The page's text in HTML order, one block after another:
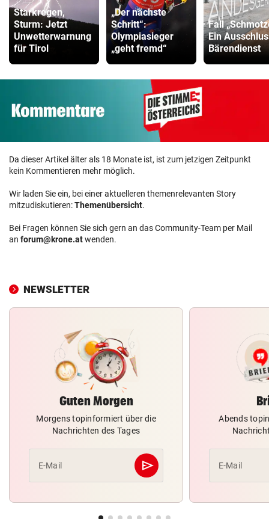
Starkregen,
Sturm: Jetzt
Unwetterwarnung
für Tirol
„Der nächste
Schritt“:
Olympiasieger
„geht fremd“
Fall
Ein
Bärendienst
Da dieser Artikel älter als 18 Monate ist, ist zum jetzigen Zeitpunkt
kein Kommentieren mehr möglich.
Wir laden Sie ein, bei einer aktuelleren themenrelevanten Story
mitzudiskutieren:Themenübersicht.
Bei Fragen können Sie sich gern an das Community-Team per Mail
an forum@krone.atwenden.
NEWSLETTER
Guten Morgen
Morgens topinformiert über die
Nachrichten des Tages
E-Mail send
Abschicken
Abends
E-Mail